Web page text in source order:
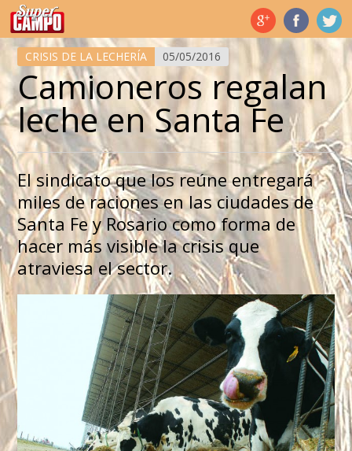
Temas de hoy
CRISIS DE LA LECHERÍA 05/05/2016
Camioneros regalan
leche en Santa Fe
El sindicato que los reúne entregará
miles de raciones en las ciudades de
Santa Fe y Rosario como forma de
hacer más visible la crisis que
atraviesa el sector.